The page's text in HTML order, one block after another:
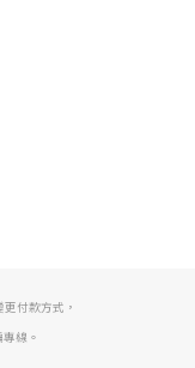
付款方式，
線。